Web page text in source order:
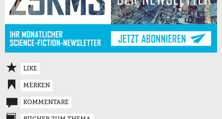
LIKE
MERKEN
KOMMENTARE